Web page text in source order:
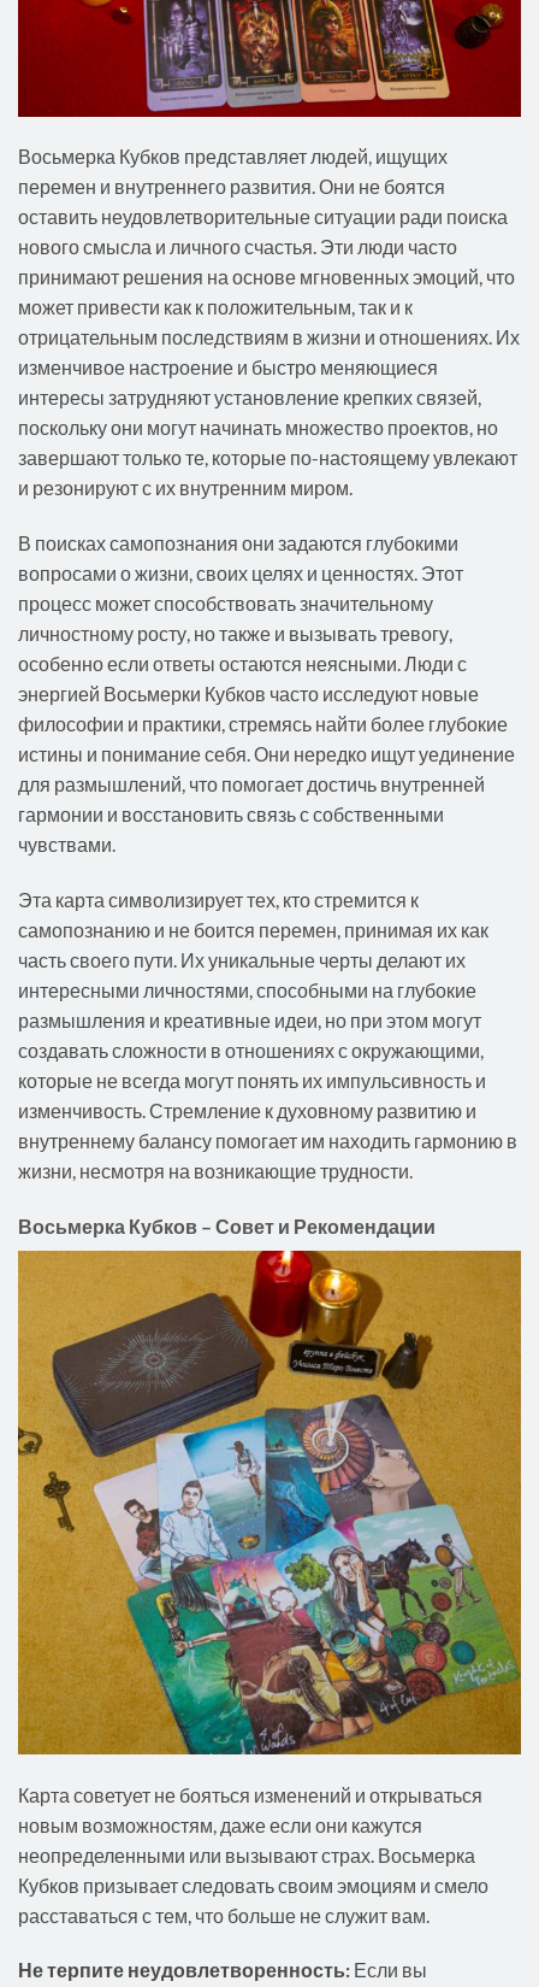
Восьмерка Кубков представляет людей, ищущих
перемен и внутреннего развития. Они не боятся
оставить неудовлетворительные ситуации ради поиска
нового смысла и личного счастья. Эти люди часто
принимают решения на основе мгновенных эмоций, что
может привести как к положительным, так и к
отрицательным последствиям в жизни и отношениях. Их
изменчивое настроение и быстро меняющиеся
интересы затрудняют установление крепких связей,
поскольку они могут начинать множество проектов, но
завершают только те, которые по-настоящему увлекают
и резонируют с их внутренним миром.
В поисках самопознания они задаются глубокими
вопросами о жизни, своих целях и ценностях. Этот
процесс может способствовать значительному
личностному росту, но также и вызывать тревогу,
особенно если ответы остаются неясными. Люди с
энергией Восьмерки Кубков часто исследуют новые
философии и практики, стремясь найти более глубокие
истины и понимание себя. Они нередко ищут уединение
для размышлений, что помогает достичь внутренней
гармонии и восстановить связь с собственными
чувствами.
Эта карта символизирует тех, кто стремится к
самопознанию и не боится перемен, принимая их как
часть своего пути. Их уникальные черты делают их
интересными личностями, способными на глубокие
размышления и креативные идеи, но при этом могут
создавать сложности в отношениях с окружающими,
которые не всегда могут понять их импульсивность и
изменчивость. Стремление к духовному развитию и
внутреннему балансу помогает им находить гармонию в
жизни, несмотря на возникающие трудности.
Восьмерка Кубков – Совет и Рекомендации
Карта советует не бояться изменений и открываться
новым возможностям, даже если они кажутся
неопределенными или вызывают страх. Восьмерка
Кубков призывает следовать своим эмоциям и смело
расставаться с тем, что больше не служит вам.
Не терпите неудовлетворенность: Если вы